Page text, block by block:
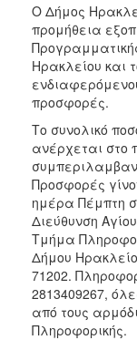
2020
2019
2018
2017
2016
2015
2013
ΔΗΜΟΤΗΣ
ΕΠΙΣΚΕΠΤΗΣ
Ο Δήμος
προμήθεια
Ηρακλείου και
προσφορές.
Το συνολικό
ανέρχεται στο
Προσφορές
ημέρα Πέμπτη
Διεύθυνση
Τμήμα
Δήμου
71202.
2813409267,
από τους
Πληροφορικής.